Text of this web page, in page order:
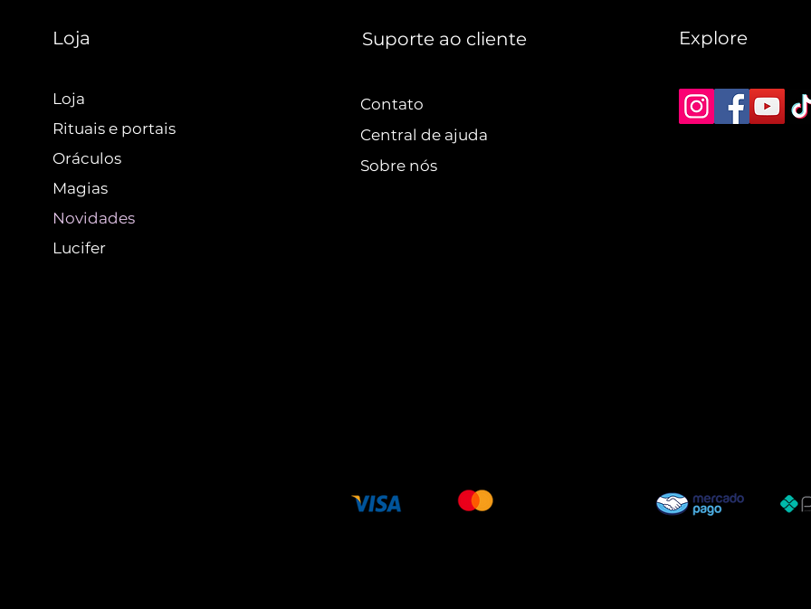
Loja
Loja
Rituais e portais
Oráculos
Magias
Novidades
Lucifer
Suporte ao cliente
Contato
Central de ajuda
Sobre nós
Explore